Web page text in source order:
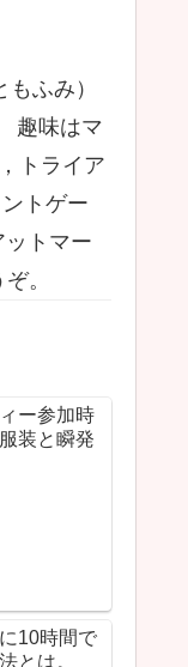
もふみ）
趣味はマ
トライア
トゲー
トマー
。
ー参加時
装と瞬発
10時間で
とは。